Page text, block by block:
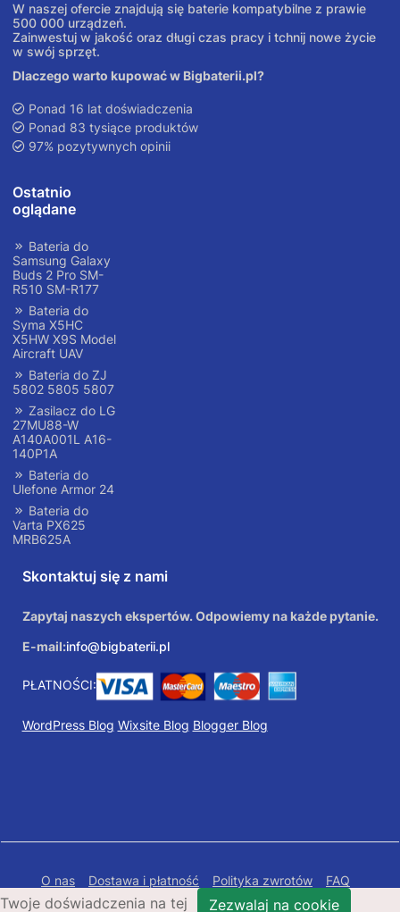
W naszej ofercie znajdują się baterie kompatybilne z prawie
500 000 urządzeń.
Zainwestuj w jakość oraz długi czas pracy i tchnij nowe życie
w swój sprzęt.
Dlaczego warto kupować w Bigbaterii.pl?
Ponad 16 lat doświadczenia
Ponad 83 tysiące produktów
97% pozytywnych opinii
Ostatnio
oglądane
Bateria do
Samsung Galaxy
Buds 2 Pro SM-
R510 SM-R177
Bateria do
Syma X5HC
X5HW X9S Model
Aircraft UAV
Bateria do ZJ
5802 5805 5807
Zasilacz do LG
27MU88-W
A140A001L A16-
140P1A
Bateria do
Ulefone Armor 24
Bateria do
Varta PX625
MRB625A
Skontaktuj się z nami
Zapytaj naszych ekspertów. Odpowiemy na każde pytanie.
E-mail:info@bigbaterii.pl
PŁATNOŚCI:
WordPress Blog Wixsite Blog Blogger Blog
O nas Dostawa i płatność Polityka zwrotów
FAQ
Polityka prywatności
Mapa Strony
Twoje doświadczenia na tej Zezwalaj na cookie